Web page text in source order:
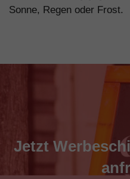
Sonne, Regen oder Frost.
Jetzt